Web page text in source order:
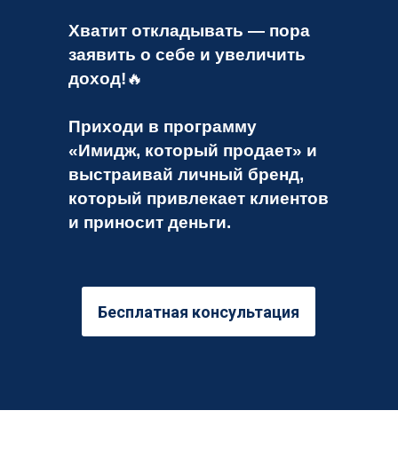
Хватит откладывать — пора
заявить о себе и увеличить
доход!🔥
Приходи в программу
«Имидж, который продает» и
выстраивай личный бренд,
который привлекает клиентов
и приносит деньги.
Бесплатная консультация